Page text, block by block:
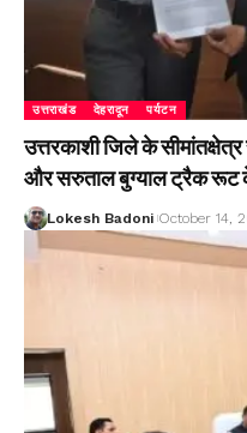
उत्तराखंड देहरादून पर्यटन
उत्तरकाशी जिले के
और सरुताल बुग्याल ट्रैक रूट
Lokesh Badoni October 14,